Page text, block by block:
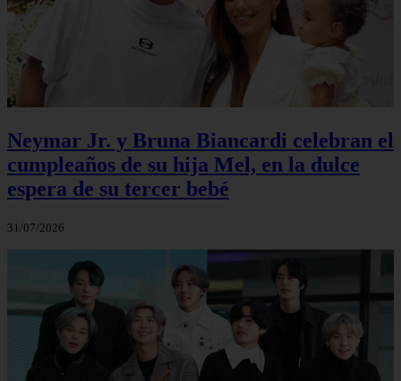
Neymar Jr. y Bruna Biancardi celebran el
cumpleaños de su hija Mel, en la dulce
espera de su tercer bebé
31/07/2026